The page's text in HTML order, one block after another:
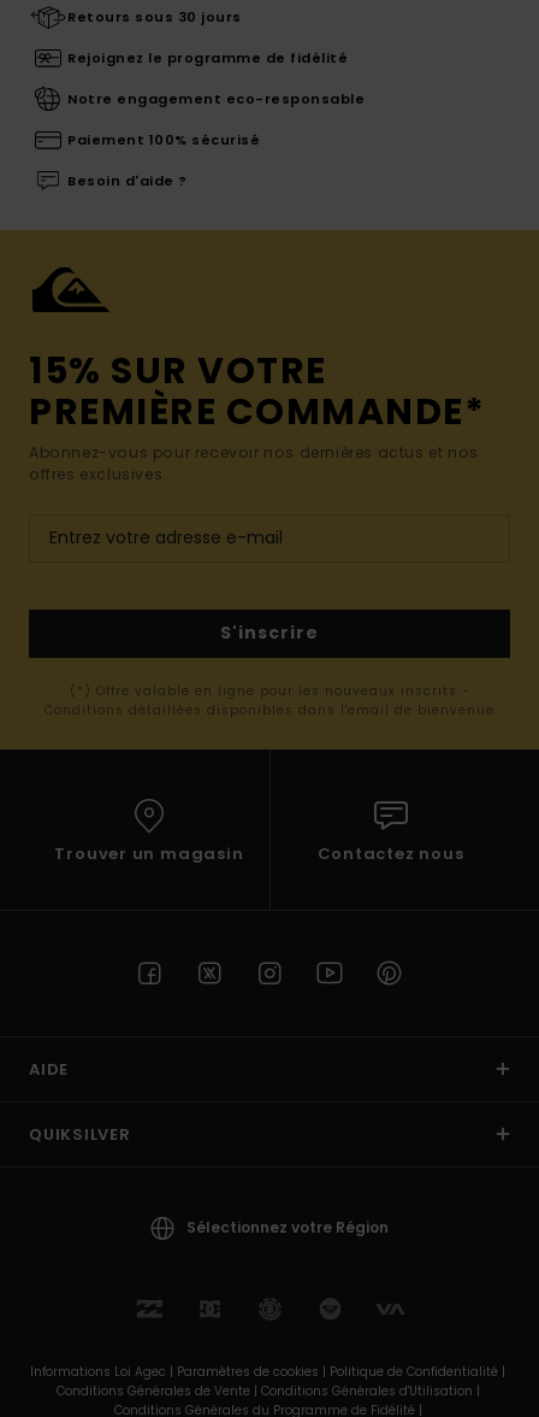
Retours sous 30 jours
Rejoignez le programme de fidélité
Notre engagement eco-responsable
Paiement 100% sécurisé
Besoin d'aide ?
15% SUR VOTRE
PREMIÈRE COMMANDE*
Abonnez-vous pour recevoir nos dernières actus et nos
offres exclusives.
S'inscrire
(*) Offre valable en ligne pour les nouveaux inscrits -
Conditions détaillées disponibles dans l'email de bienvenue
Trouver un magasin Contactez nous
AIDE
QUIKSILVER
Sélectionnez votre Région
Informations Loi Agec | Paramètres de cookies | Politique de Confidentialité |
Conditions Générales de Vente | Conditions Générales d'Utilisation |
Conditions Générales du Programme de Fidélité |